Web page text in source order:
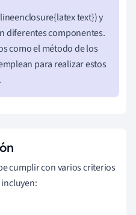
text}) y
diferentes componentes.
como el método de los
para realizar estos
cumplir con varios criterios